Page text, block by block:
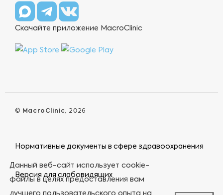
Скачайте приложение MacroClinic
© MacroClinic, 2026
Нормативные документы в сфере здравоохранения
Версия для слабовидящих
Данный веб-сайт использует cookie-
файлы в целях предоставления вам
лучшего пользовательского опыта на